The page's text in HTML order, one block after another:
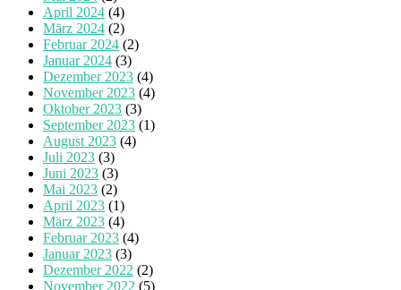
April 2024 (4)
März 2024 (2)
Februar 2024 (2)
Januar 2024 (3)
Dezember 2023 (4)
November 2023 (4)
Oktober 2023 (3)
September 2023 (1)
August 2023 (4)
Juli 2023 (3)
Juni 2023 (3)
Mai 2023 (2)
April 2023 (1)
März 2023 (4)
Februar 2023 (4)
Januar 2023 (3)
Dezember 2022 (2)
November 2022 (5)